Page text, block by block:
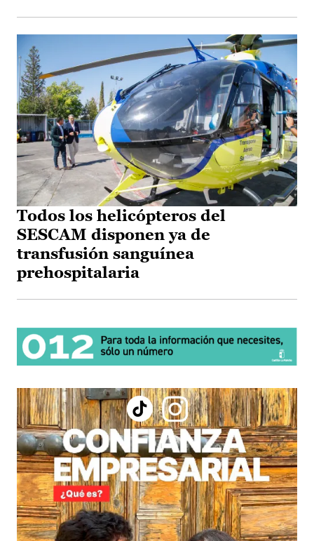
Todos los helicópteros del
SESCAM disponen ya de
transfusión sanguínea
prehospitalaria